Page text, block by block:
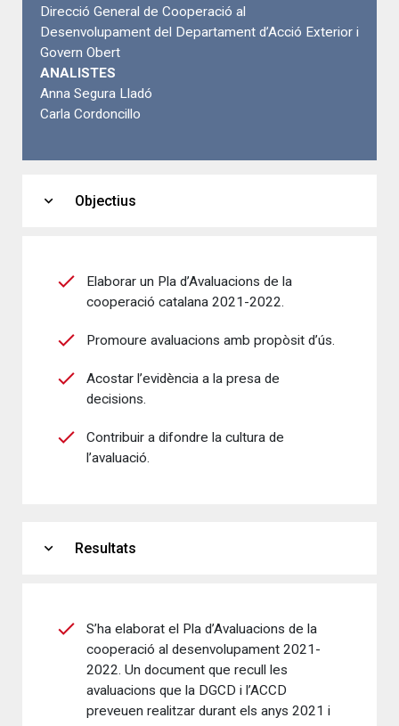
Direcció General de Cooperació al
Desenvolupament del Departament d’Acció Exterior i
Govern Obert
ANALISTES
Anna Segura Lladó
Carla Cordoncillo
expand_more Objectius
Elaborar un Pla d’Avaluacions de la
cooperació catalana 2021-2022.
Promoure avaluacions amb propòsit d’ús.
Acostar l’evidència a la presa de
decisions.
Contribuir a difondre la cultura de
l’avaluació.
expand_more Resultats
S’ha elaborat el Pla d’Avaluacions de la
cooperació al desenvolupament 2021-
2022. Un document que recull les
avaluacions que la DGCD i l’ACCD
preveuen realitzar durant els anys 2021 i